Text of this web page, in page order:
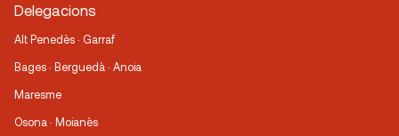
Delegacions
Alt Penedès · Garraf
Bages · Berguedà · Anoia
Maresme
Osona · Moianès